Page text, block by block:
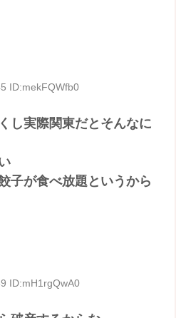
ID:mekFQWfb0
し実際関東だとそんなに
子が食べ放題というから
ID:mH1rgQwA0